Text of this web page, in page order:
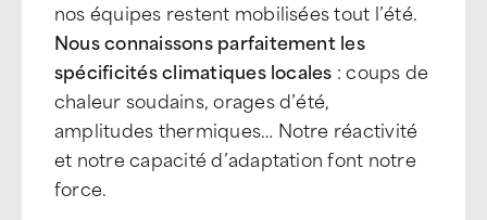
nos équipes restent mobilisées tout l’été.
Nous connaissons parfaitement les
spécificités climatiques locales : coups de
chaleur soudains, orages d’été,
amplitudes thermiques… Notre réactivité
et notre capacité d’adaptation font notre
force.